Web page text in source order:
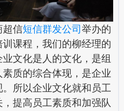
超信短信群发公司 举办的
课程，我们的柳经理的
文化是人的文化，是组
质的综合体现，是企业
所以企业文化就和员工
提高员工素质和加强队